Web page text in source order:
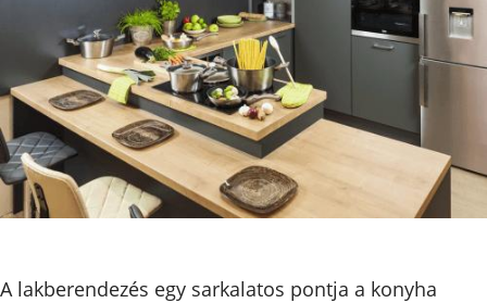
A lakberendezés egy sarkalatos pontja a konyha